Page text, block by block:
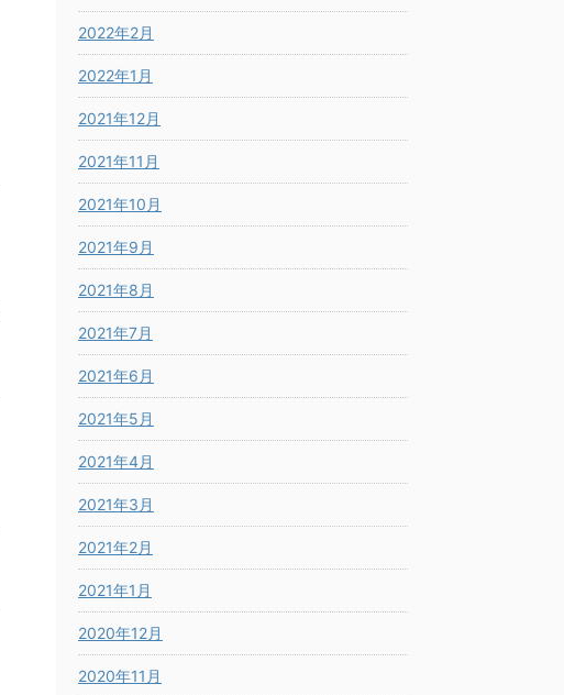
2022年2月
2022年1月
2021年12月
2021年11月
2021年10月
2021年9月
2021年8月
2021年7月
2021年6月
2021年5月
2021年4月
2021年3月
2021年2月
2021年1月
2020年12月
2020年11月